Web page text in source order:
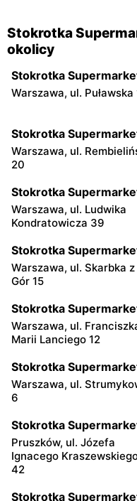
Stokrotka
okolicy
Stokrotka
Warszawa, ul. Puławska
Stokrotka
Warszawa, ul.
20
Stokrotka
Warszawa, ul. Ludwika
Kondratowicza 39
Stokrotka
Warszawa, ul. Skarbka z
Gór 15
Stokrotka
Warszawa, ul.
Marii Lanciego 12
Stokrotka
Warszawa, ul.
6
Stokrotka
Pruszków, ul. Józefa
Ignacego
42
Stokrotka